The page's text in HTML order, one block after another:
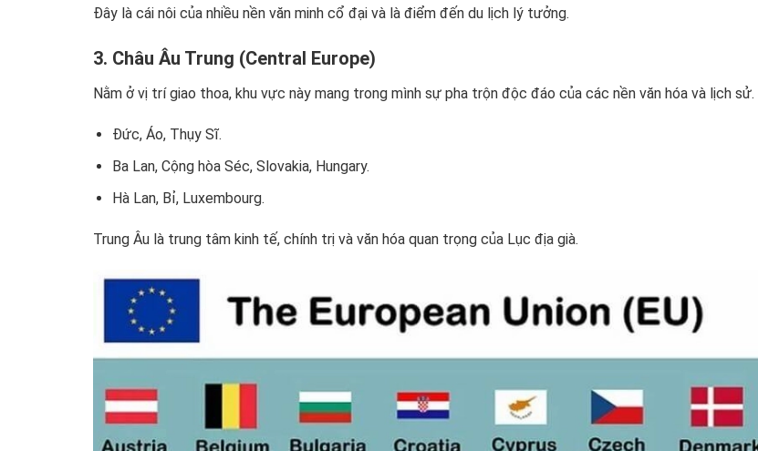
Đây là cái nôi của nhiều nền văn minh cổ đại và là điểm đến du lịch lý tưởng.
3. Châu Âu Trung (Central Europe)
Nằm ở vị trí giao thoa, khu vực này mang trong mình sự pha trộn độc đáo của các nền văn hóa và lịch sử.
Đức, Áo, Thụy Sĩ.
Ba Lan, Cộng hòa Séc, Slovakia, Hungary.
Hà Lan, Bỉ, Luxembourg.
Trung Âu là trung tâm kinh tế, chính trị và văn hóa quan trọng của Lục địa già.